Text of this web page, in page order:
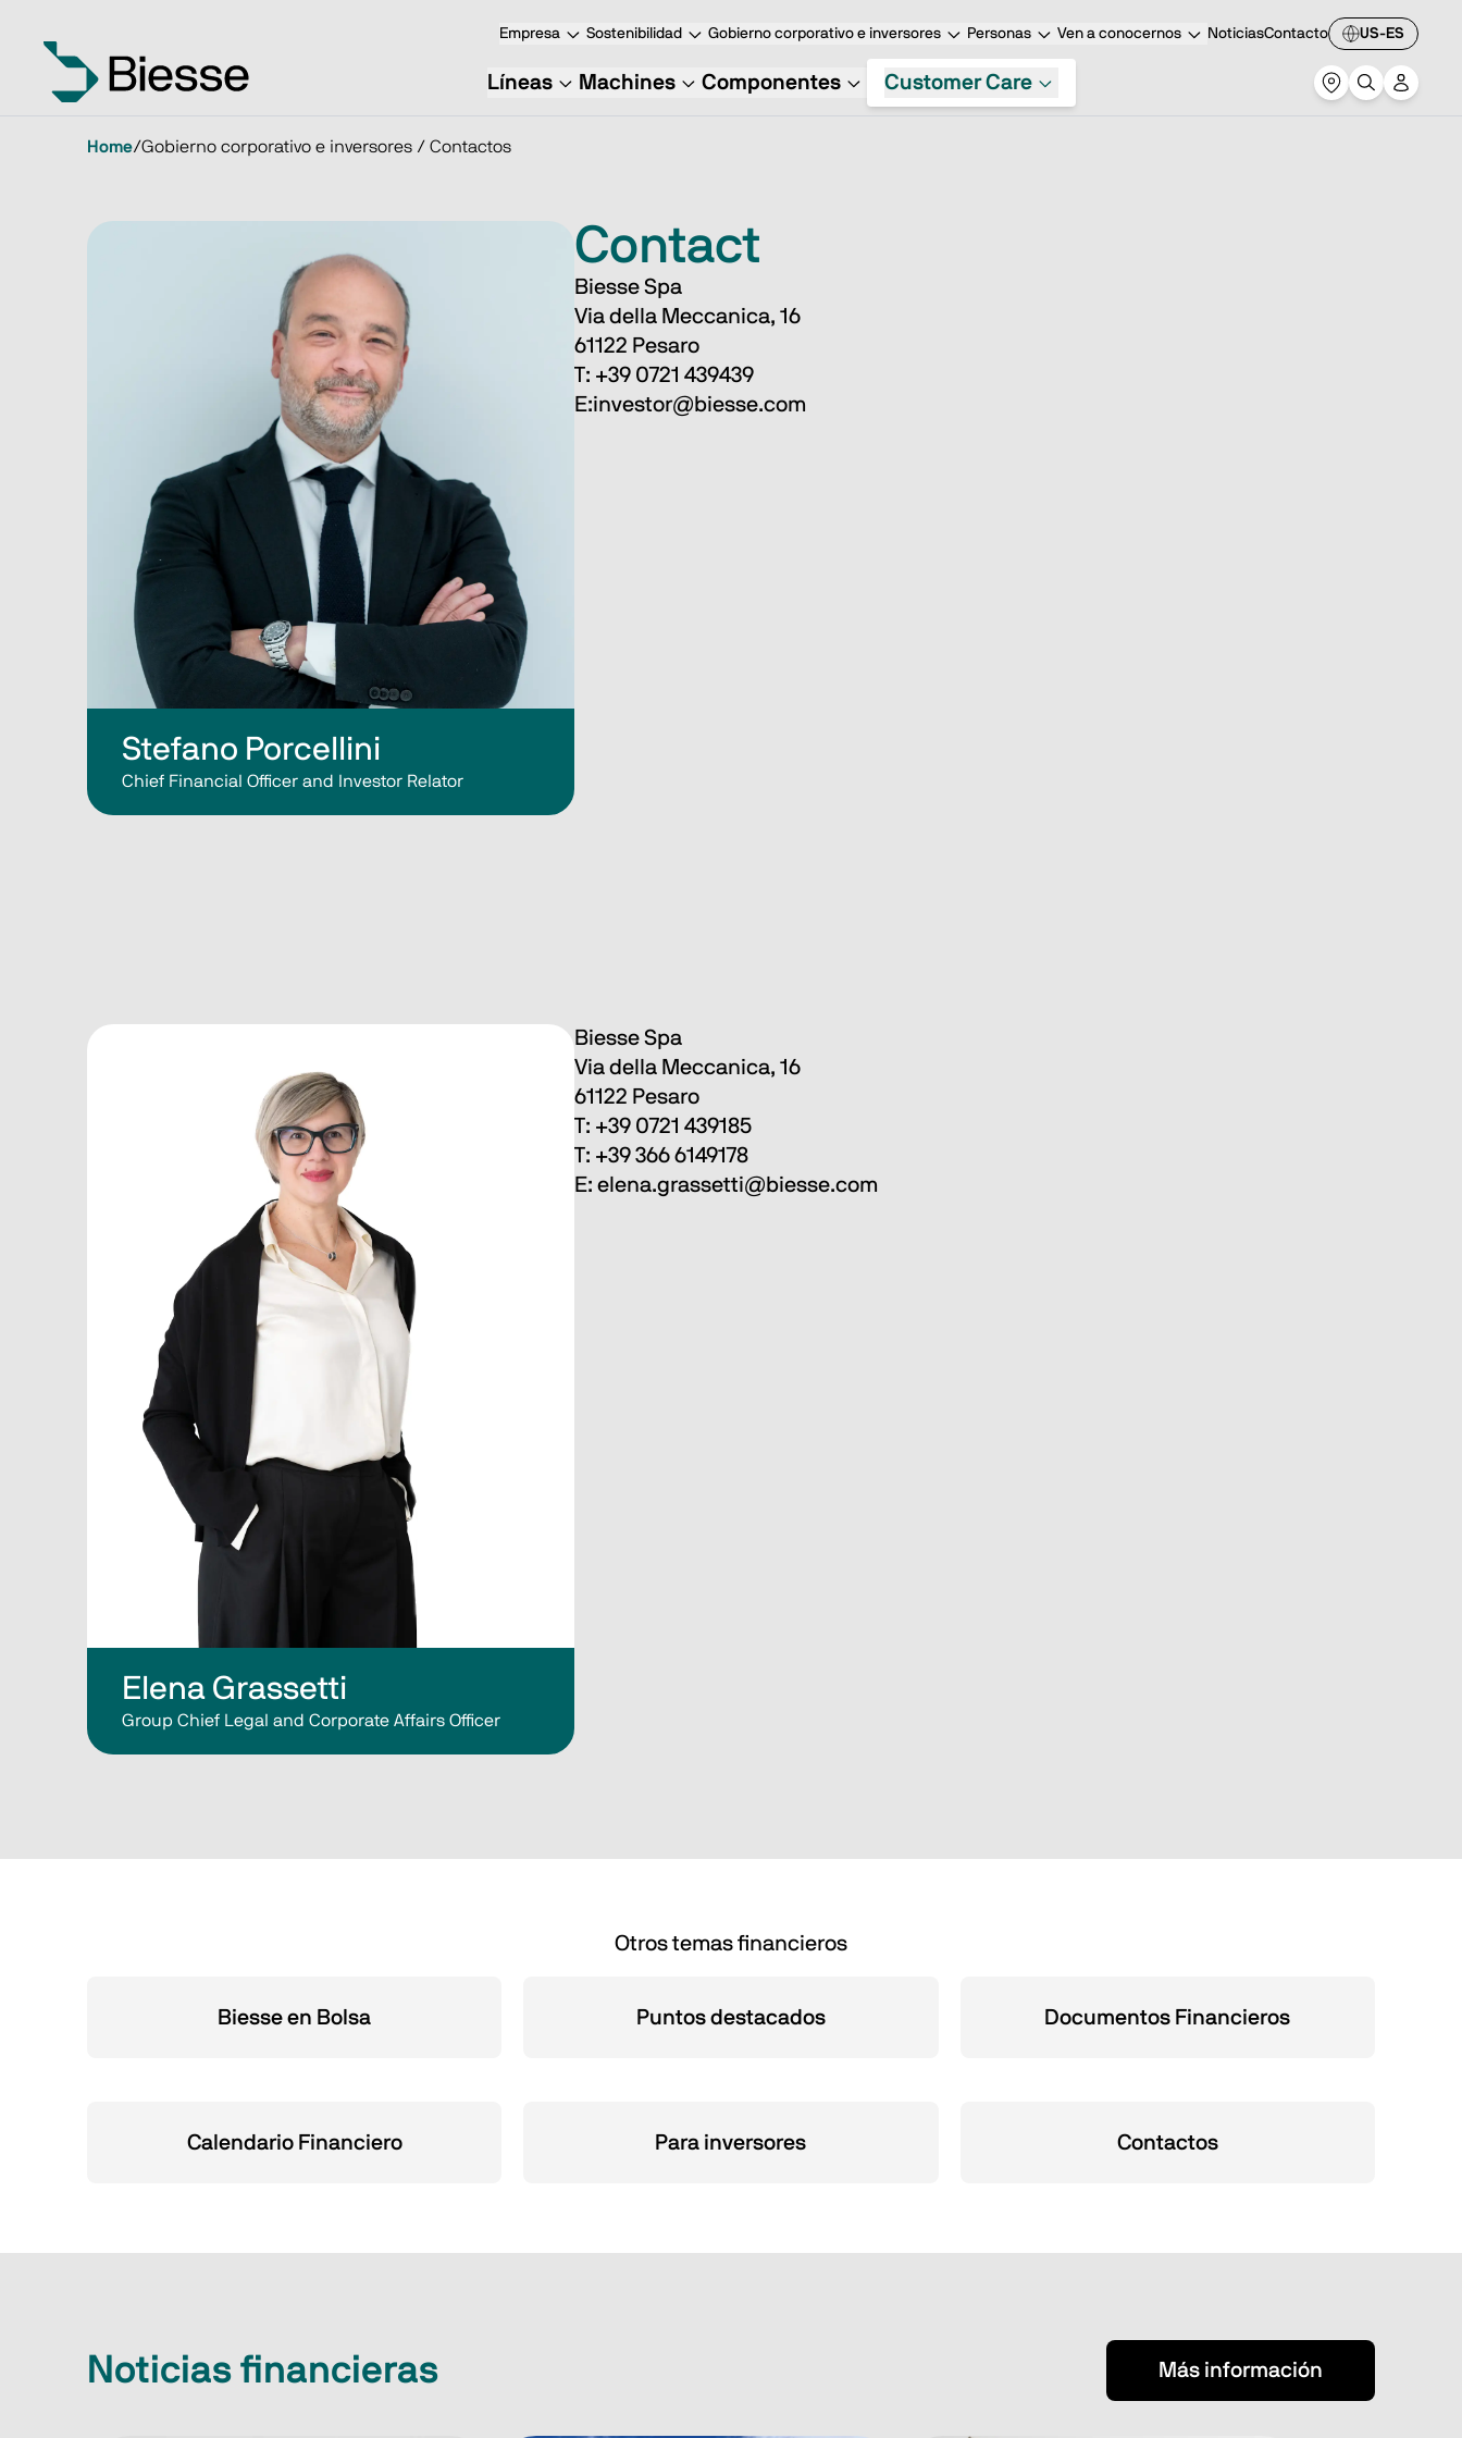
Empresa Sostenibilidad Gobierno corporativo e inversores Personas Ven a conocernos NoticiasContacto US-ES
Líneas Machines Componentes Customer Care
Home/Gobierno corporativo e inversores / Contactos
Stefano Porcellini
Chief Financial Officer and Investor Relator
Contact
Biesse Spa
Via della Meccanica, 16
61122 Pesaro
T: +39 0721 439439
E:investor@biesse.com
Elena Grassetti
Group Chief Legal and Corporate Affairs Officer
Biesse Spa
Via della Meccanica, 16
61122 Pesaro
T: +39 0721 439185
T: +39 366 6149178
E: elena.grassetti@biesse.com
Otros temas financieros
Biesse en Bolsa Puntos destacados Documentos Financieros
Calendario Financiero Para inversores Contactos
Noticias financieras Más información